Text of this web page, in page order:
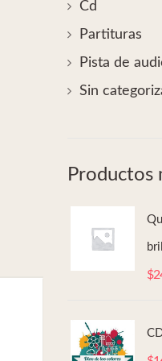
Cd
Partituras
Pista de
Sin
Productos
$